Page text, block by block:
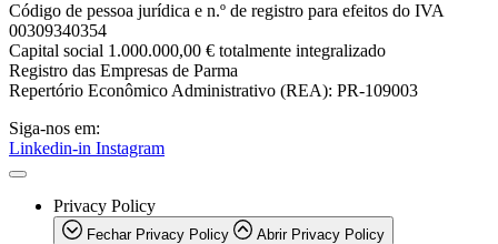
Código de pessoa jurídica e n.º de registro para efeitos do IVA
00309340354
Capital social 1.000.000,00 € totalmente integralizado
Registro das Empresas de Parma
Repertório Econômico Administrativo (REA): PR-109003
Siga-nos em:
Linkedin-in Instagram
Privacy Policy
Fechar Privacy Policy Abrir Privacy Policy